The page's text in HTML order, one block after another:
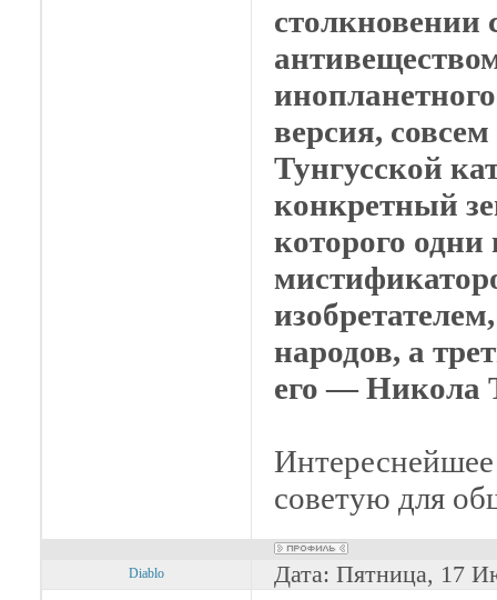
столкновении
версия,
Тунгусской
конкретный
которого
народов, а
его — Никола
советую для
Diablo Дата: Пятница, 17